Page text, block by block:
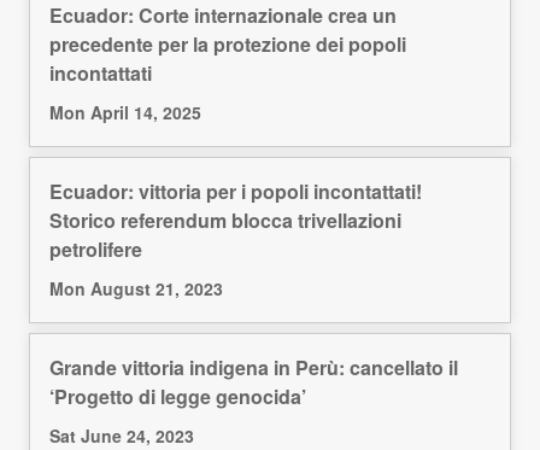
Ecuador: Corte internazionale crea un
precedente per la protezione dei popoli
incontattati
Mon April 14, 2025
Ecuador: vittoria per i popoli incontattati!
Storico referendum blocca trivellazioni
petrolifere
Mon August 21, 2023
Grande vittoria indigena in Perù: cancellato il
‘Progetto di legge genocida’
Sat June 24, 2023